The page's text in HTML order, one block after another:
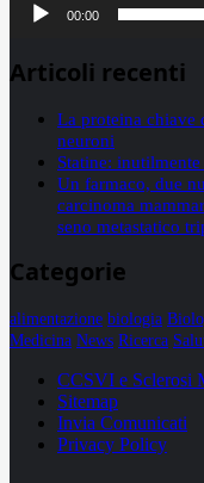
00:00
Articoli recenti
La proteina chiave
neuroni
Statine:
Un farmaco, due
carcinoma
seno metastatico
Categorie
alimentazione biologia
Medicina News Ricerca
CCSVI e Sclerosi
Sitemap
Invia Comunicati
Privacy Policy